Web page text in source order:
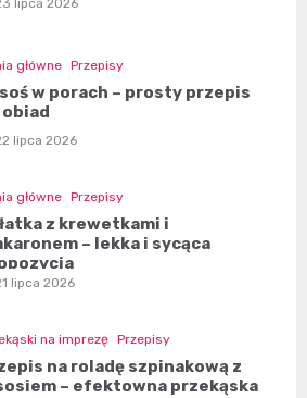
lipca 2026
główne Przepisy
w porach – prosty przepis
obiad
lipca 2026
główne Przepisy
z krewetkami i
– lekka i sycąca
lipca 2026
na imprezę Przepisy
na roladę szpinakową z
– efektowna przekąska